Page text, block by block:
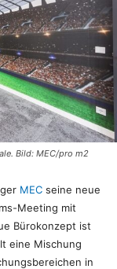
Bild: MEC/pro m2
MEC seine neue
Meeting mit
Bürokonzept ist
eine Mischung
in